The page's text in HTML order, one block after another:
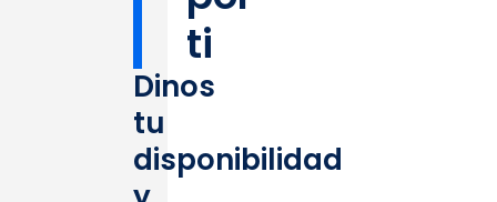
ti
Dinos
tu
disponibilidad